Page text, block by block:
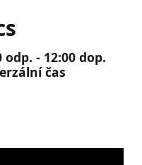
- 12:00 dop.
čas